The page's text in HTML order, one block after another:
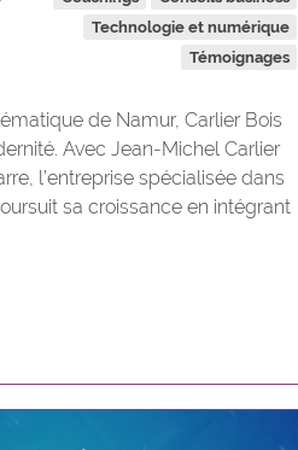
Technologie et numérique
Témoignages
de Namur, Carlier Bois
Avec Jean-Michel Carlier
l’entreprise spécialisée dans
sa croissance en intégrant